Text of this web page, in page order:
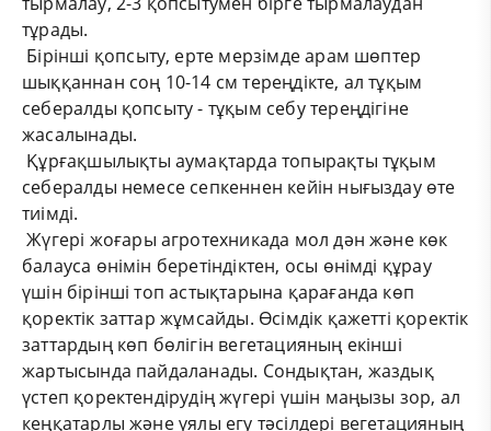
тұрады.
Бірінші қопсыту, ерте мерзімде арам шөптер
шыққаннан соң 10-14 см тереңдікте, ал тұқым
себералды қопсыту - тұқым себу тереңдігіне
жасалынады.
Құрғақшылықты аумақтарда топырақты тұқым
себералды немесе сепкеннен кейін нығыздау өте
тиімді.
Жүгері жоғары агротехникада мол дән және көк
балауса өнімін беретіндіктен, осы өнімді құрау
үшін бірінші топ астықтарына қарағанда көп
қоректік заттар жұмсайды. Өсімдік қажетті қоректік
заттардың көп бөлігін вегетацияның екінші
жартысында пайдаланады. Сондықтан, жаздық
үстеп қоректендірудің жүгері үшін маңызы зор, ал
кеңқатарлы және үялы егу тәсілдері вегетацияның